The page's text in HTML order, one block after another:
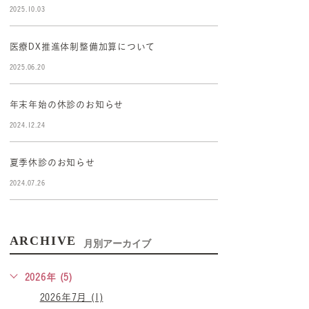
2025.10.03
医療DX推進体制整備加算について
2025.06.20
年末年始の休診のお知らせ
2024.12.24
夏季休診のお知らせ
2024.07.26
ARCHIVE 月別アーカイブ
2026年 (5)
2026年7月 (1)